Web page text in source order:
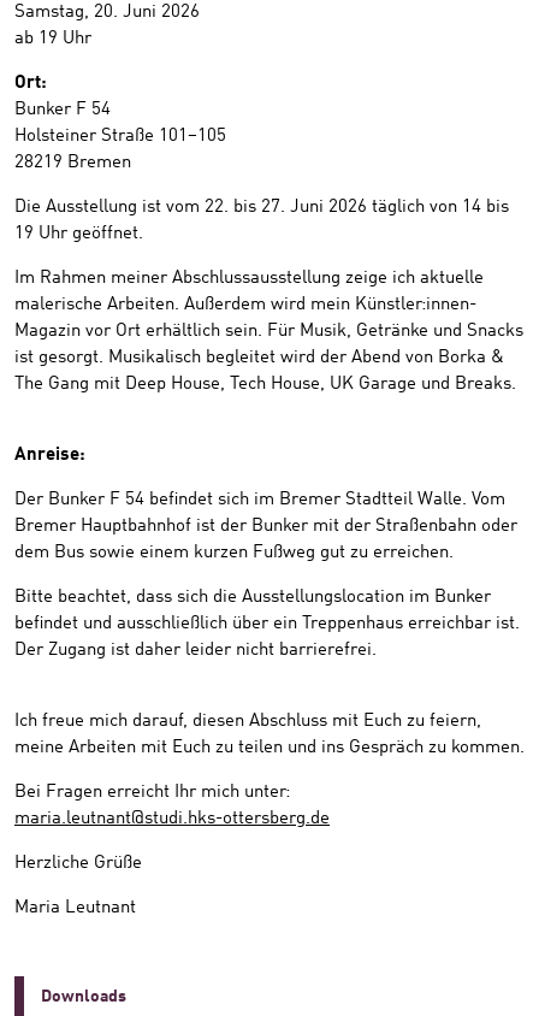
Samstag, 20. Juni 2026
ab 19 Uhr
Ort:
Bunker F 54
Holsteiner Straße 101–105
28219 Bremen
Die Ausstellung ist vom 22. bis 27. Juni 2026 täglich von 14 bis
19 Uhr geöffnet.
Im Rahmen meiner Abschlussausstellung zeige ich aktuelle
malerische Arbeiten. Außerdem wird mein Künstler:innen-
Magazin vor Ort erhältlich sein. Für Musik, Getränke und Snacks
ist gesorgt. Musikalisch begleitet wird der Abend von Borka &
The Gang mit Deep House, Tech House, UK Garage und Breaks.
Anreise:
Der Bunker F 54 befindet sich im Bremer Stadtteil Walle. Vom
Bremer Hauptbahnhof ist der Bunker mit der Straßenbahn oder
dem Bus sowie einem kurzen Fußweg gut zu erreichen.
Bitte beachtet, dass sich die Ausstellungslocation im Bunker
befindet und ausschließlich über ein Treppenhaus erreichbar ist.
Der Zugang ist daher leider nicht barrierefrei.
Ich freue mich darauf, diesen Abschluss mit Euch zu feiern,
meine Arbeiten mit Euch zu teilen und ins Gespräch zu kommen.
Bei Fragen erreicht Ihr mich unter:
maria.leutnant@studi.hks-ottersberg.de
Herzliche Grüße
Maria Leutnant
Downloads